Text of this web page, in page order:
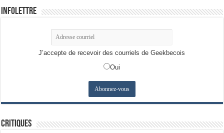
Infolettre
J’accepte de recevoir des courriels de Geekbecois
Oui
Critiques